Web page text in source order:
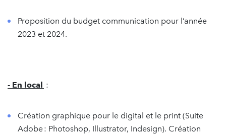
Proposition du budget communication pour l’année
2023 et 2024.
- En local :
Création graphique pour le digital et le print (Suite
Adobe : Photoshop, Illustrator, Indesign). Création